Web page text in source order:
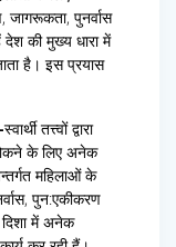
जागरूकता, पुनर्वास
की मुख्य धारा में
है। इस प्रयास
स्वार्थी तत्त्वों द्वारा
के लिए अनेक
महिलाओं के
पुन:एकीकरण
दिशा में अनेक